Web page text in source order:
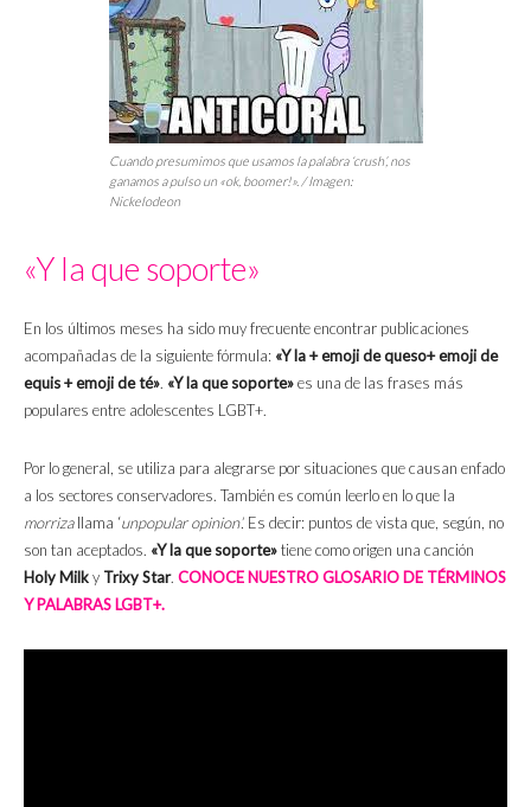
Cuando presumimos que usamos la palabra ‘crush’,nos
ganamos a pulso un «ok, boomer!». / Imagen:
Nickelodeon
«Y la que soporte»
En los últimos meses ha sido muy frecuente encontrar publicaciones
acompañadas de la siguiente fórmula: «Y la + emoji de queso+ emoji de
equis + emoji de té». «Y la que soporte»es una de las frases más
populares entre adolescentes LGBT+.
Por lo general, se utiliza para alegrarse por situaciones que causan enfado
a los sectores conservadores. También es común leerlo en lo que la
morrizallama ‘unpopular opinion’. Es decir: puntos de vista que, según, no
son tan aceptados. «Y la que soporte»tiene como origen una canción
Holy Milky Trixy Star. CONOCE NUESTRO GLOSARIO DE TÉRMINOS
Y PALABRAS LGBT+.